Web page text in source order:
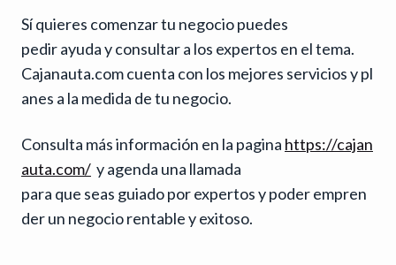
Sí quieres comenzar tu negocio puedes
pedir ayuda y consultar a los expertos en el tema.
Cajanauta.com cuenta con los mejores servicios y pl
anes a la medida de tu negocio.
Consulta más información en la pagina https://cajan
auta.com/ y agenda una llamada
para que seas guiado por expertos y poder empren
der un negocio rentable y exitoso.